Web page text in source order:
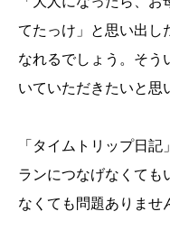
てたっけ」と思い出し
なれるでしょう。そう
いていただきたいと思
「タイムトリップ日
ランにつなげなくても
なくても問題ありませ